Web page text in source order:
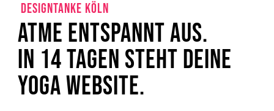
DESIGNTANKE KÖLN
ATME ENTSPANNT AUS.
IN 14 TAGEN STEHT DEINE
YOGA WEBSITE.